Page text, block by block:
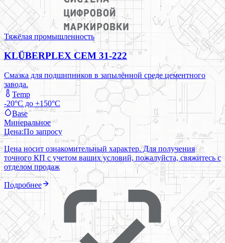
Тяжёлая промышленность
KLÜBERPLEX CEM 31-222
Смазка для подшипников в запылённой среде цементного
завода.
Temp
-20°C до +150°C
Base
Минеральное
Цена:По запросу
Цена носит ознакомительный характер. Для получения
точного КП с учетом ваших условий, пожалуйста, свяжитесь с
отделом продаж
Подробнее